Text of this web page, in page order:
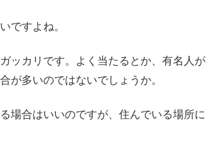
ですよね。
ッカリです。よく当たるとか、有名人が
が多いのではないでしょうか。
場合はいいのですが、住んでいる場所に